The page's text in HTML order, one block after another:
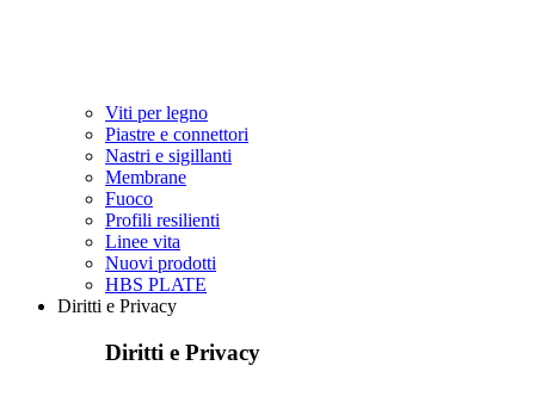
Viti per legno
Piastre e connettori
Nastri e sigillanti
Membrane
Fuoco
Profili resilienti
Linee vita
Nuovi prodotti
HBS PLATE
Diritti e Privacy
Diritti e Privacy